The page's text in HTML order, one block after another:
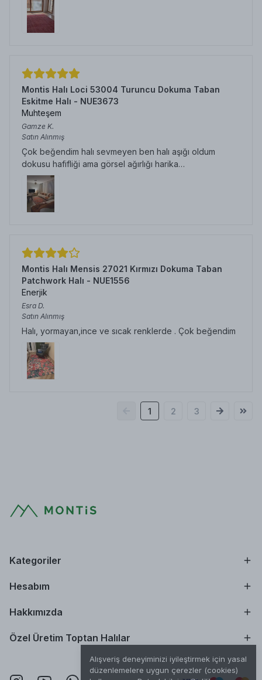
Alışveriş deneyiminizi iyileştirmek için yasal
düzenlemelere uygun çerezler (cookies)
Montis Halı Loci 53004 Turuncu Dokuma Taban
Eskitme Halı - NUE3673
Muhteşem
Gamze K.
Satın Alınmış
Çok beğendim halı sevmeyen ben halı aşığı oldum
dokusu hafifliği ama görsel ağırlığı harika…
Montis Halı Mensis 27021 Kırmızı Dokuma Taban
Patchwork Halı - NUE1556
Enerjik
Esra D.
Satın Alınmış
Halı, yormayan,ince ve sıcak renklerde . Çok beğendim
1 2 3
Kategoriler
Hesabım
Hakkımızda
Özel Üretim Toptan Halılar